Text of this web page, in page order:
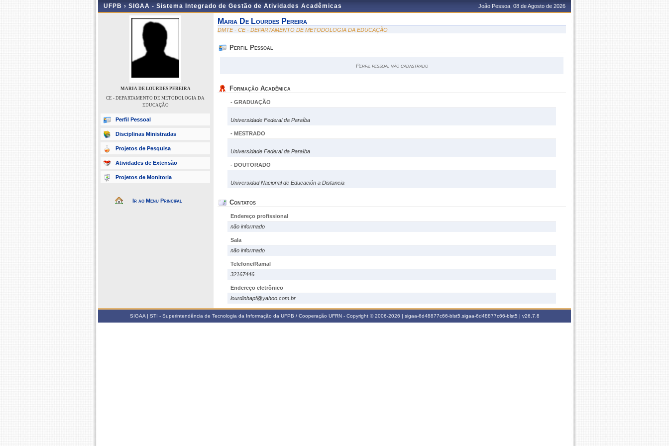
UFPB › SIGAA - Sistema Integrado de Gestão de Atividades Acadêmicas João Pessoa, 08 de Agosto de 2026
MARIA DE LOURDES PEREIRA
CE - DEPARTAMENTO DE METODOLOGIA DA
EDUCAÇÃO
Perfil Pessoal
Disciplinas Ministradas
Projetos de Pesquisa
Atividades de Extensão
Projetos de Monitoria
Ir ao Menu Principal
Maria De Lourdes Pereira
DMTE - CE - DEPARTAMENTO DE METODOLOGIA DA EDUCAÇÃO
Perfil Pessoal
Perfil pessoal não cadastrado
Formação Acadêmica
- GRADUAÇÃO
Universidade Federal da Paraíba
- MESTRADO
Universidade Federal da Paraíba
- DOUTORADO
Universidad Nacional de Educación a Distancia
Contatos
Endereço profissional
não informado
Sala
não informado
Telefone/Ramal
32167446
Endereço eletrônico
lourdinhapf@yahoo.com.br
SIGAA | STI - Superintendência de Tecnologia da Informação da UFPB / Cooperação UFRN - Copyright © 2006-2026 | sigaa-6d48877c66-blst5.sigaa-6d48877c66-blst5 | v26.7.8